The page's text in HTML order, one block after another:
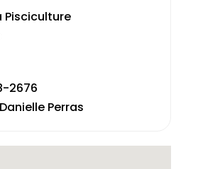
Pisciculture
2676
Perras